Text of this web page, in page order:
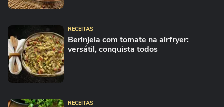
RECEITAS
Berinjela com tomate na airfryer:
versátil, conquista todos
RECEITAS